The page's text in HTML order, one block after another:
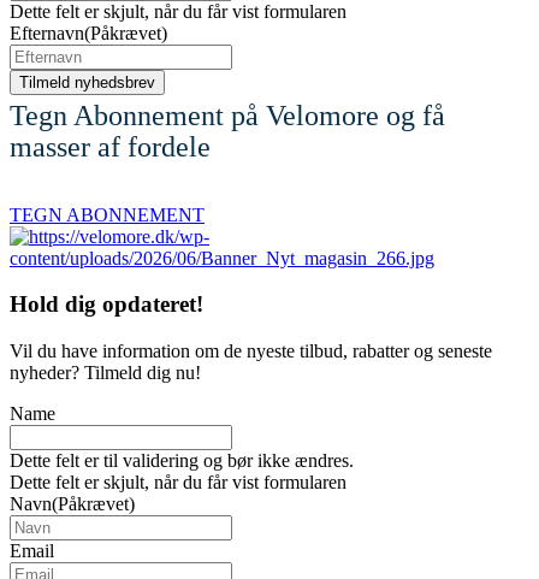
Dette felt er skjult, når du får vist formularen
Efternavn(Påkrævet)
Tegn Abonnement på Velomore og få
masser af fordele
TEGN ABONNEMENT
Hold dig opdateret!
Vil du have information om de nyeste tilbud, rabatter og seneste
nyheder? Tilmeld dig nu!
Name
Dette felt er til validering og bør ikke ændres.
Dette felt er skjult, når du får vist formularen
Navn(Påkrævet)
Email